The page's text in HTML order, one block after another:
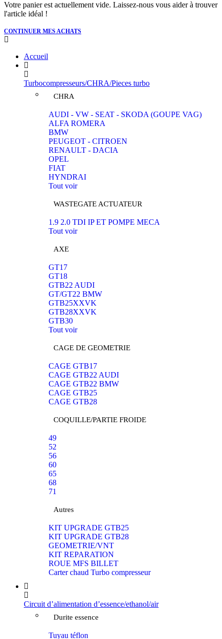
Votre panier est actuellement vide. Laissez-nous vous aider à trouver
l'article idéal !
CONTINUER MES ACHATS
Accueil
Turbocompresseurs/CHRA/Pieces turbo
CHRA
AUDI - VW - SEAT - SKODA (GOUPE VAG)
ALFA ROMERA
BMW
PEUGEOT - CITROEN
RENAULT - DACIA
OPEL
FIAT
HYNDRAI
Tout voir
WASTEGATE ACTUATEUR
1.9 2.0 TDI IP ET POMPE MECA
Tout voir
AXE
GT17
GT18
GTB22 AUDI
GT/GT22 BMW
GTB25XXVK
GTB28XXVK
GTB30
Tout voir
CAGE DE GEOMETRIE
CAGE GTB17
CAGE GTB22 AUDI
CAGE GTB22 BMW
CAGE GTB25
CAGE GTB28
COQUILLE/PARTIE FROIDE
49
52
56
60
65
68
71
Autres
KIT UPGRADE GTB25
KIT UPGRADE GTB28
GEOMETRIE/VNT
KIT REPARATION
ROUE MFS BILLET
Carter chaud Turbo compresseur
Circuit d’alimentation d’essence/ethanol/air
Durite essence
Tuyau téflon